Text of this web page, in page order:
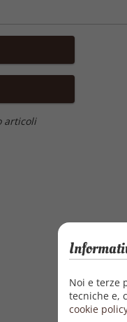
articoli
Noi e terze
tecniche e,
cookie